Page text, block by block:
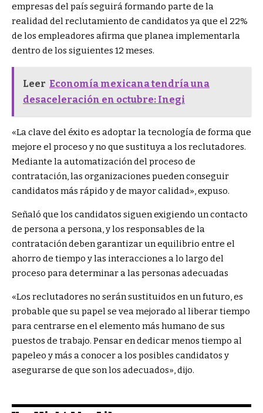
empresas del país seguirá formando parte de la
realidad del reclutamiento de candidatos ya que el 22%
de los empleadores afirma que planea implementarla
dentro de los siguientes 12 meses.
Leer Economía mexicana tendría una
desaceleración en octubre: Inegi
«La clave del éxito es adoptar la tecnología de forma que
mejore el proceso y no que sustituya a los reclutadores.
Mediante la automatización del proceso de
contratación, las organizaciones pueden conseguir
candidatos más rápido y de mayor calidad», expuso.
Señaló que los candidatos siguen exigiendo un contacto
de persona a persona, y los responsables de la
contratación deben garantizar un equilibrio entre el
ahorro de tiempo y las interacciones a lo largo del
proceso para determinar a las personas adecuadas
«Los reclutadores no serán sustituidos en un futuro, es
probable que su papel se vea mejorado al liberar tiempo
para centrarse en el elemento más humano de sus
puestos de trabajo. Pensar en dedicar menos tiempo al
papeleo y más a conocer a los posibles candidatos y
asegurarse de que son los adecuados», dijo.